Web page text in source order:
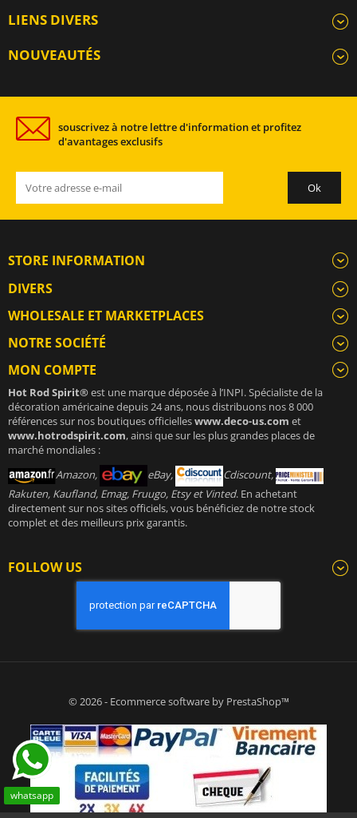
LIENS DIVERS
NOUVEAUTÉS
souscrivez à notre lettre d'information et profitez
d'avantages exclusifs
STORE INFORMATION
DIVERS
WHOLESALE ET MARKETPLACES
NOTRE SOCIÉTÉ
MON COMPTE
Hot Rod Spirit®est une marque déposée à l’INPI. Spécialiste de la
décoration américaine depuis 24 ans, nous distribuons nos 8 000
références sur nos boutiques officielleswww.deco-us.com et
www.hotrodspirit.com, ainsi que sur les plus grandes places de
marché mondiales :
Amazon,
eBay,
Cdiscount,
Rakuten, Kaufland, Emag, Fruugo, Etsy et Vinted. En achetant
directement sur nos sites officiels, vous bénéficiez de notre stock
complet et des meilleurs prix garantis.
FOLLOW US
whatsapp
© 2026 - Ecommerce software by PrestaShop™